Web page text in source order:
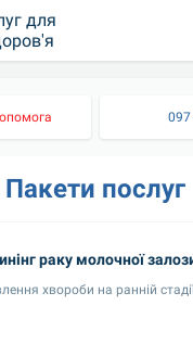
для
097
Пакети послуг
раку молочної
хвороби на ранній